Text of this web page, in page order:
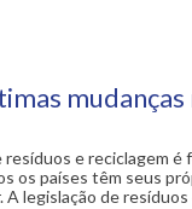
mudanças
resíduos e reciclagem
os países têm seus
legislação de resíduos